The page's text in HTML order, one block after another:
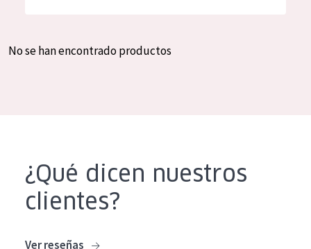
Crema de día
Crema de noche
Spanish
No se han encontrado productos
¿Qué dicen nuestros
clientes?
Ver reseñas